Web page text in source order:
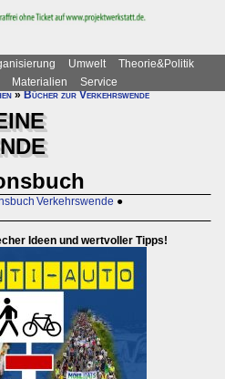
Umwelt
Theorie&Politik
Materialien
Service
»Bücher zur Verkehrswende
Verkehrswende ●
Ideen und wertvoller Tipps!